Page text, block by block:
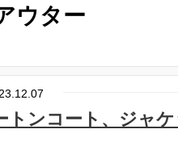
ウター
トンコート、ジャ